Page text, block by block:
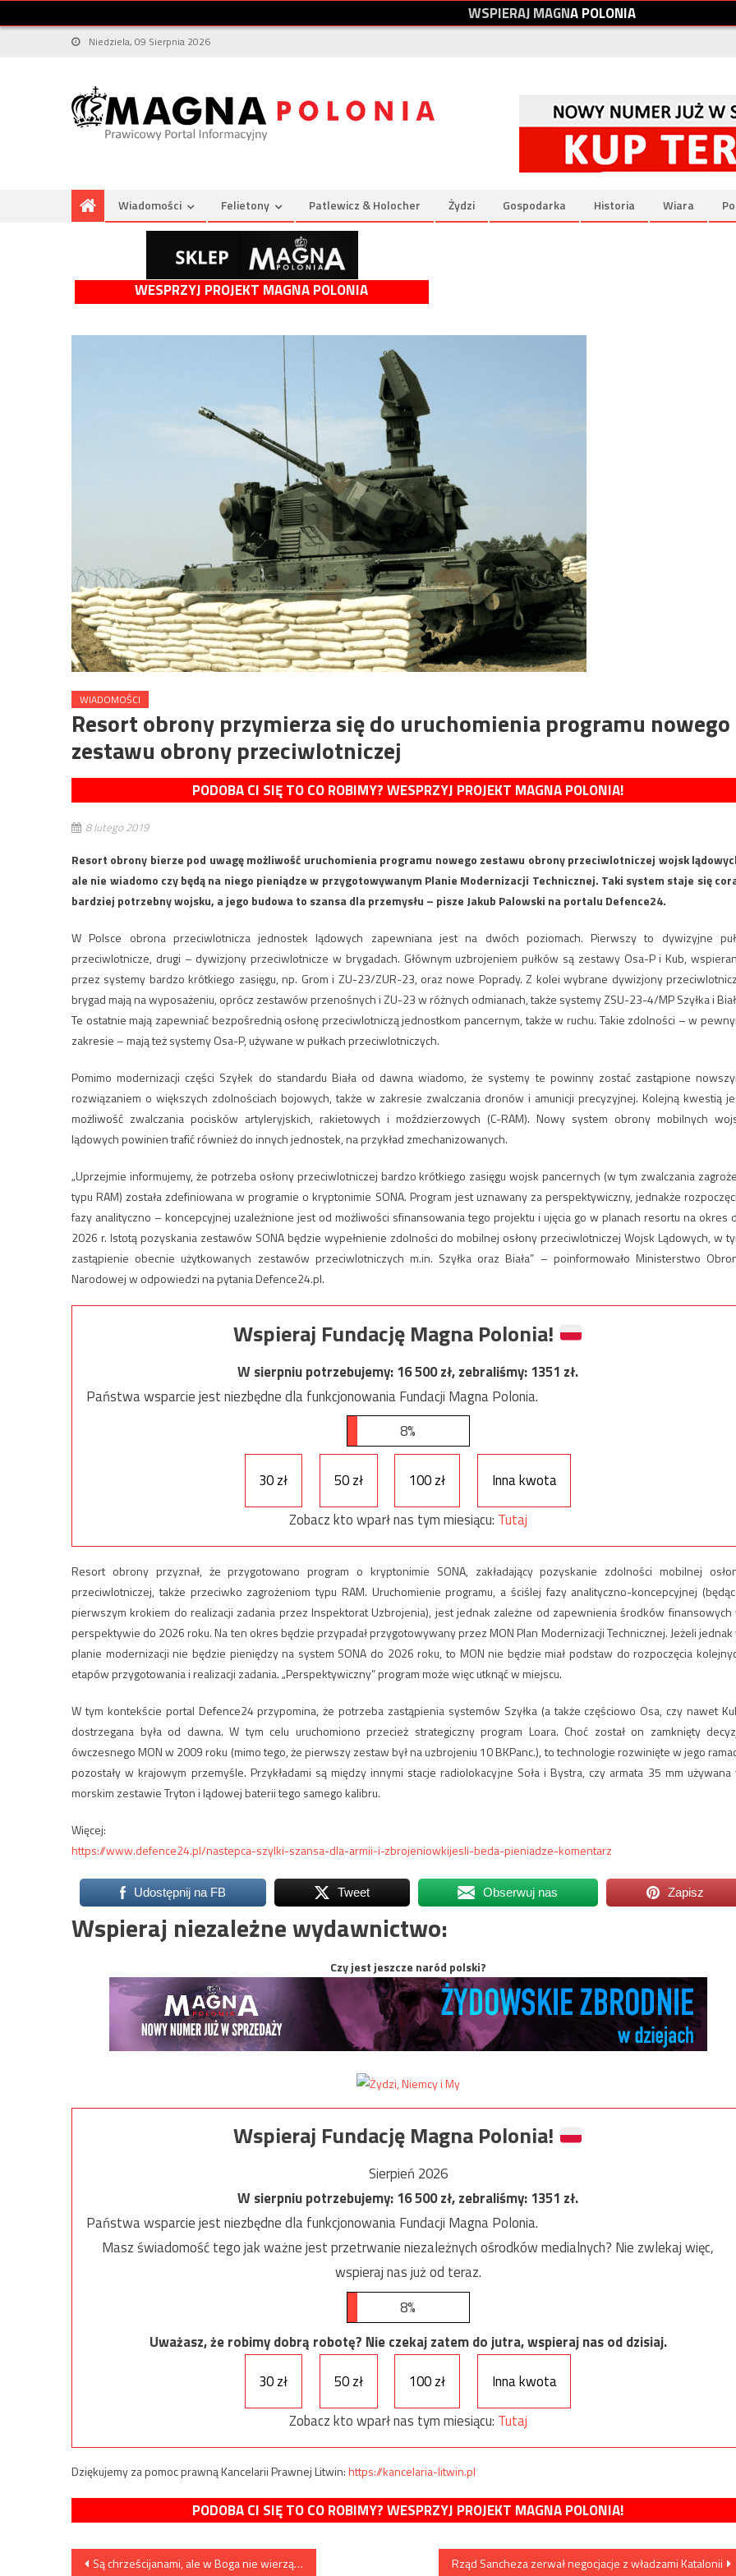
WSPIERAJMAGNAPOLONIA
Niedziela, 09 Sierpnia 2026
Wiadomości Felietony Patlewicz & Holocher Żydzi Gospodarka Historia Wiara
WESPRZYJ PROJEKT MAGNA POLONIA
WIADOMOŚCI
Resort obrony przymierza się do uruchomienia programu nowego
zestawu obrony przeciwlotniczej
PODOBA CI SIĘ TO CO ROBIMY? WESPRZYJ PROJEKT MAGNA POLONIA!
8 lutego 2019
Resort obrony bierze pod uwagę możliwość uruchomienia programu nowego zestawu obrony przeciwlotniczej wojsk
ale nie wiadomo czy będą na niego pieniądze w przygotowywanym Planie Modernizacji Technicznej. Taki system staje się
bardziej potrzebny wojsku, a jego budowa to szansa dla przemysłu – pisze Jakub Palowski na portalu Defence24.
W Polsce obrona przeciwlotnicza jednostek lądowych zapewniana jest na dwóch poziomach. Pierwszy to dywizyjne
przeciwlotnicze, drugi – dywizjony przeciwlotnicze w brygadach. Głównym uzbrojeniem pułków są zestawy Osa-P i Kub,
przez systemy bardzo krótkiego zasięgu, np. Grom i ZU-23/ZUR-23, oraz nowe Poprady. Z kolei wybrane dywizjony
brygad mają na wyposażeniu, oprócz zestawów przenośnych i ZU-23 w różnych odmianach, także systemy ZSU-23-4/MP Szyłka i
Te ostatnie mają zapewniać bezpośrednią osłonę przeciwlotniczą jednostkom pancernym, także w ruchu. Takie zdolności – w
zakresie – mają też systemy Osa-P, używane w pułkach przeciwlotniczych.
Pomimo modernizacji części Szyłek do standardu Biała od dawna wiadomo, że systemy te powinny zostać zastąpione
rozwiązaniem o większych zdolnościach bojowych, także w zakresie zwalczania dronów i amunicji precyzyjnej. Kolejną kwestią
możliwość zwalczania pocisków artyleryjskich, rakietowych i moździerzowych (C-RAM). Nowy system obrony mobilnych
lądowych powinien trafić również do innych jednostek, na przykład zmechanizowanych.
„Uprzejmie informujemy, że potrzeba osłony przeciwlotniczej bardzo krótkiego zasięgu wojsk pancernych (w tym zwalczania
typu RAM) została zdefiniowana w programie o kryptonimie SONA. Program jest uznawany za perspektywiczny, jednakże
fazy analityczno – koncepcyjnej uzależnione jest od możliwości sfinansowania tego projektu i ujęcia go w planach resortu na okres
2026 r. Istotą pozyskania zestawów SONA będzie wypełnienie zdolności do mobilnej osłony przeciwlotniczej Wojsk Lądowych, w
zastąpienie obecnie użytkowanych zestawów przeciwlotniczych m.in. Szyłka oraz Biała” – poinformowało Ministerstwo
Narodowej w odpowiedzi na pytania Defence24.pl.
Wspieraj Fundację Magna Polonia!
W sierpniu potrzebujemy:16 500zł, zebraliśmy:1351 zł.
Państwa wsparcie jest niezbędne dla funkcjonowania Fundacji Magna Polonia.
8%
30 zł 50 zł 100 zł
Inna kwota
Zobacz kto wparł nas tym miesiącu: Tutaj
Resort obrony przyznał, że przygotowano program o kryptonimie SONA, zakładający pozyskanie zdolności mobilnej
przeciwlotniczej, także przeciwko zagrożeniom typu RAM. Uruchomienie programu, a ściślej fazy analityczno-koncepcyjnej
pierwszym krokiem do realizacji zadania przez Inspektorat Uzbrojenia), jest jednak zależne od zapewnienia środków finansowych
perspektywie do 2026 roku. Na ten okres będzie przypadał przygotowywany przez MON Plan Modernizacji Technicznej. Jeżeli jednak
planie modernizacji nie będzie pieniędzy na system SONA do 2026 roku, to MON nie będzie miał podstaw do rozpoczęcia
etapów przygotowania i realizacji zadania. „Perspektywiczny” program może więc utknąć w miejscu.
W tym kontekście portal Defence24 przypomina, że potrzeba zastąpienia systemów Szyłka (a także częściowo Osa, czy nawet
dostrzegana była od dawna. W tym celu uruchomiono przecież strategiczny program Loara. Choć został on zamknięty
ówczesnego MON w 2009 roku (mimo tego, że pierwszy zestaw był na uzbrojeniu 10 BKPanc.), to technologie rozwinięte w jego
pozostały w krajowym przemyśle. Przykładami są między innymi stacje radiolokacyjne Soła i Bystra, czy armata 35 mm używana
morskim zestawie Tryton i lądowej baterii tego samego kalibru.
Więcej:
https://www.defence24.pl/nastepca-szylki-szansa-dla-armii-i-zbrojeniowkijesli-beda-pieniadze-komentarz
Udostępnij na FB Tweet Obserwuj nas Zapisz
Wspieraj niezależne wydawnictwo:
Czy jest jeszcze naród polski?
Wspieraj Fundację Magna Polonia!
Sierpień 2026
W sierpniu potrzebujemy:16 500zł, zebraliśmy:1351 zł.
Państwa wsparcie jest niezbędne dla funkcjonowania Fundacji Magna Polonia.
Masz świadomość tego jak ważne jest przetrwanie niezależnych ośrodków medialnych? Nie zwlekaj więc,
wspieraj nas już od teraz.
8%
Uważasz, że robimy dobrą robotę? Nie czekaj zatem do jutra, wspieraj nas od dzisiaj.
30 zł
50 zł 100 zł
Inna kwota
Zobacz kto wparł nas tym miesiącu: Tutaj
Dziękujemy za pomoc prawną Kancelarii Prawnej Litwin:https://kancelaria-litwin.pl
PODOBA CI SIĘ TO CO ROBIMY? WESPRZYJ PROJEKT MAGNA POLONIA!
Nawigacja
Są chrześcijanami, ale w Boga nie wierzą… Rząd Sancheza zerwał negocjacje z władzami Katalonii